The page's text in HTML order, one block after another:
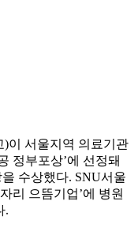
)이 서울지역 의료기관
정부포상’에 선정돼
수상했다. SNU서울
리 으뜸기업’에 병원
.